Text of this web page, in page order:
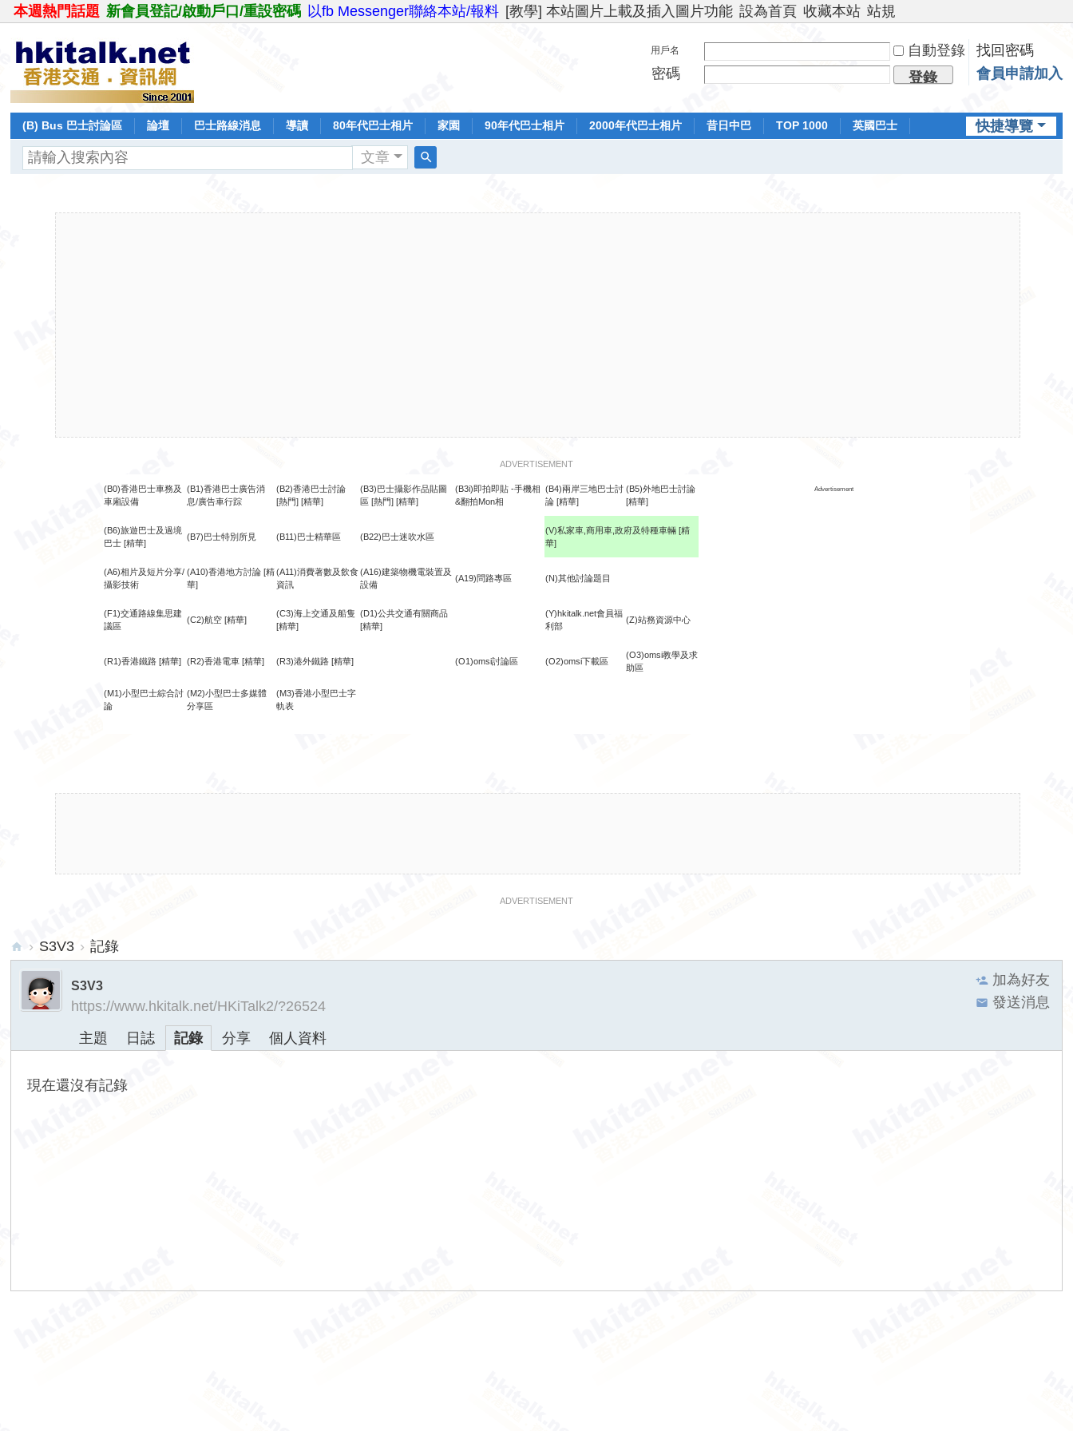
本週熱門話題 新會員登記/啟動戶口/重設密碼 以fb Messenger聯絡本站/報料 [教學] 本站圖片上載及插入圖片功能 設為首頁 收藏本站 站規
用戶名 自動登錄
找回密碼
密碼
登錄 會員申請加入
快捷導覽
(B) Bus 巴士討論區 論壇 巴士路線消息 導讀 80年代巴士相片 家園 90年代巴士相片 2000年代巴士相片 昔日中巴 TOP 1000
英國巴士
文章
ADVERTISEMENT
(B0)香港巴士車務及
車廂設備
(B1)香港巴士廣告消
息/廣告車行踪
(B2)香港巴士討論
[熱門] [精華]
(B3)巴士攝影作品貼圖
區 [熱門] [精華]
(B3i)即拍即貼 -手機相
&翻拍Mon相
(B4)兩岸三地巴士討
論 [精華]
(B5)外地巴士討論
[精華]
Advertisement
(B6)旅遊巴士及過境
巴士 [精華]
(B7)巴士特別所見 (B11)巴士精華區 (B22)巴士迷吹水區
(V)私家車,商用車,政府及特種車輛 [精
華]
(A6)相片及短片分享/
攝影技術
(A10)香港地方討論 [精
華]
(A11)消費著數及飲食
資訊
(A16)建築物機電裝置及
設備
(A19)問路專區 (N)其他討論題目
(F1)交通路線集思建
議區
(C2)航空 [精華]
(C3)海上交通及船隻
[精華]
(D1)公共交通有關商品
[精華]
(Y)hkitalk.net會員福
利部
(Z)站務資源中心
(R1)香港鐵路 [精華] (R2)香港電車 [精華] (R3)港外鐵路 [精華] (O1)omsi討論區 (O2)omsi下載區
(O3)omsi教學及求
助區
(M1)小型巴士綜合討
論
(M2)小型巴士多媒體
分享區
(M3)香港小型巴士字
軌表
ADVERTISEMENT
hk
lk.
› S3V3 › 記錄
加為好友
發送消息
S3V3
https://www.hkitalk.net/HKiTalk2/?26524
主題
日誌 記錄 分享 個人資料
現在還沒有記錄